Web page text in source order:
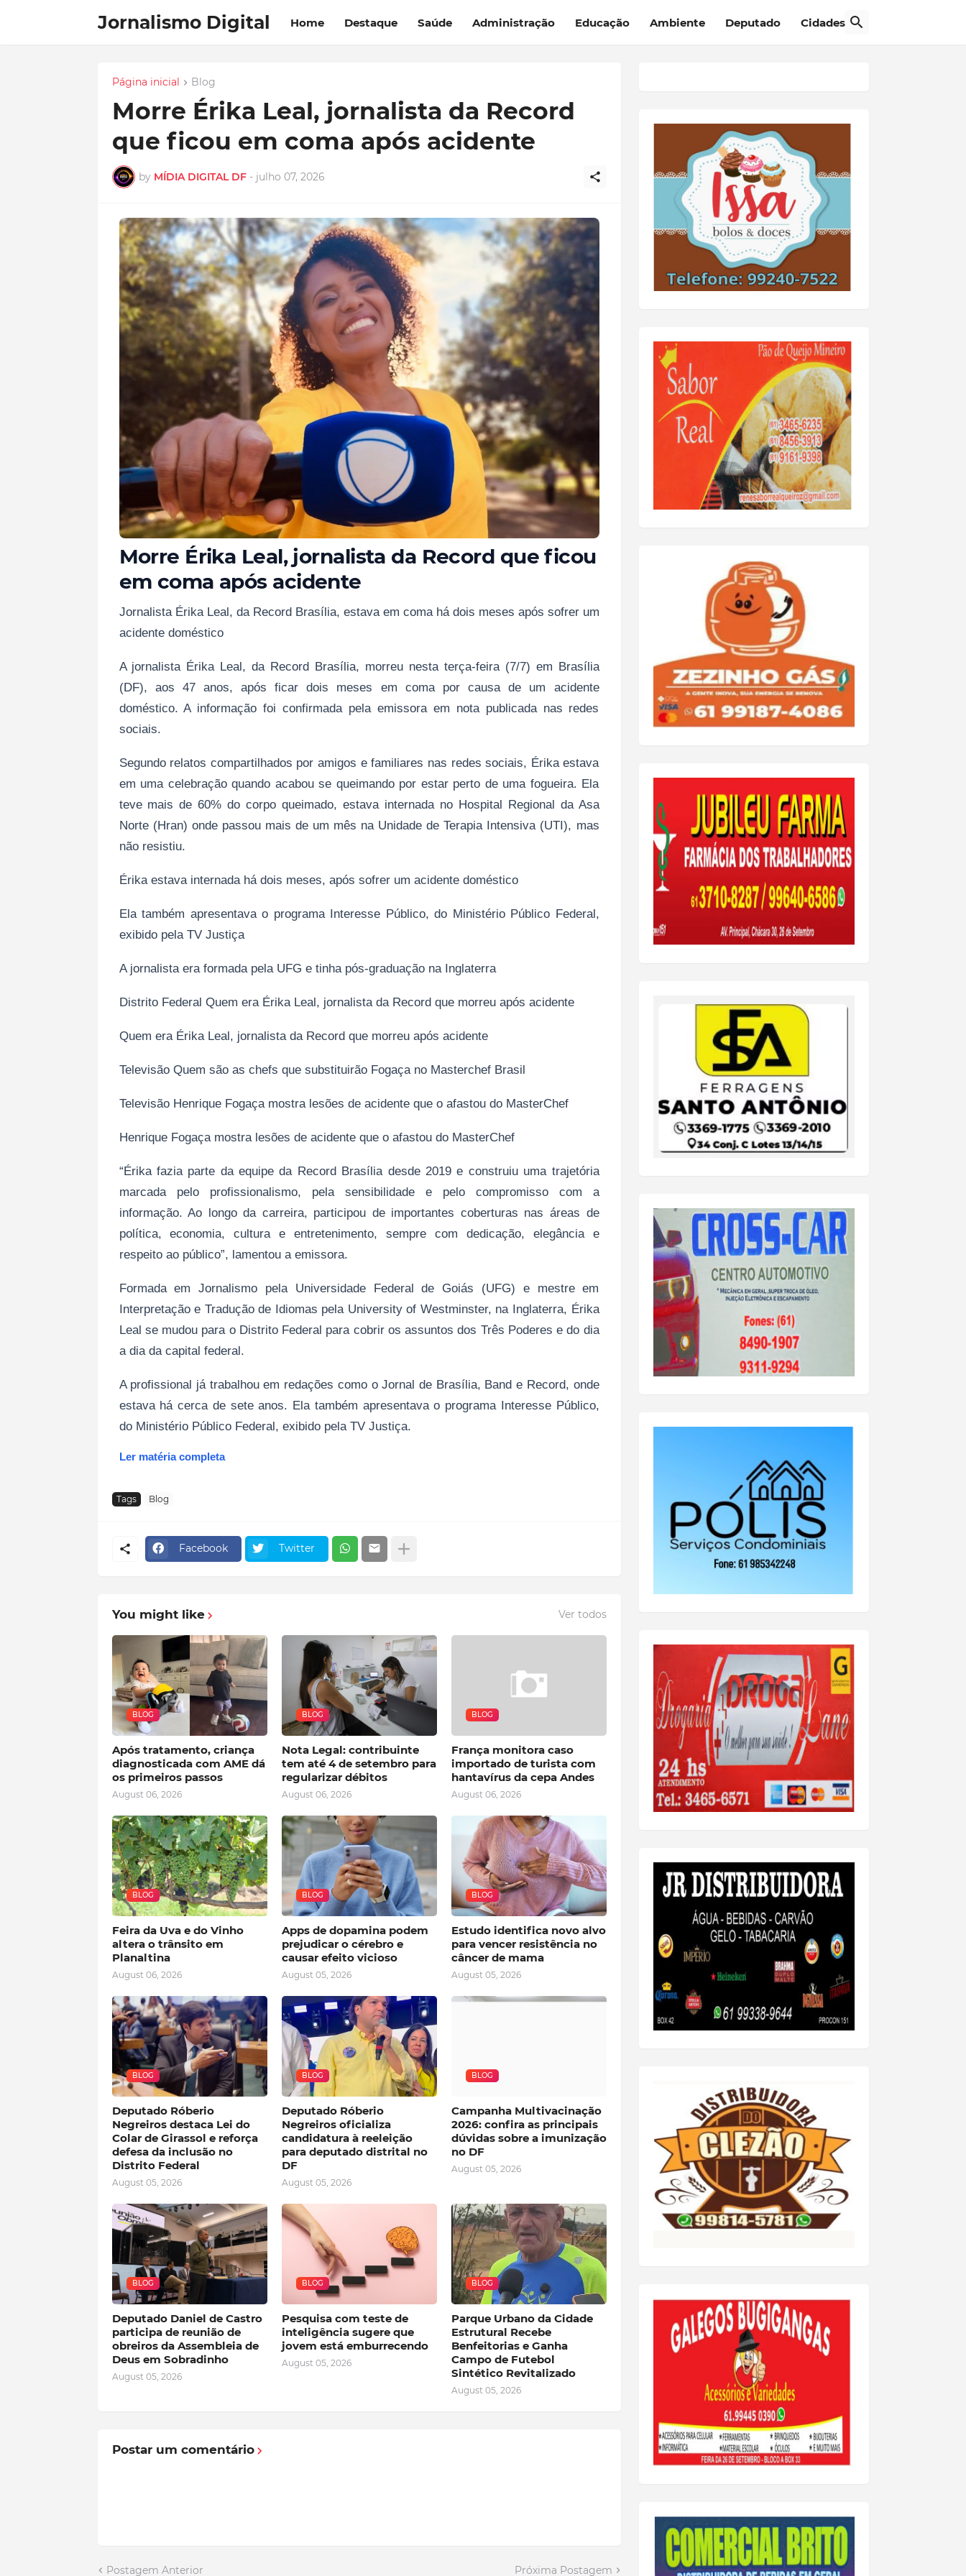
Jornalismo Digital Home Destaque Saúde Administração Educação Ambiente Deputado Cidades
Página inicial Blog
Morre Érika Leal, jornalista da Record
que ficou em coma após acidente
by MÍDIA DIGITAL DF - julho 07, 2026
Morre Érika Leal, jornalista da Record que ficou
em coma após acidente
Jornalista Érika Leal, da Record Brasília, estava em coma há dois meses após sofrer um
acidente doméstico
A jornalista Érika Leal, da Record Brasília, morreu nesta terça-feira (7/7) em Brasília
(DF), aos 47 anos, após ficar dois meses em coma por causa de um acidente
doméstico. A informação foi confirmada pela emissora em nota publicada nas redes
sociais.
Segundo relatos compartilhados por amigos e familiares nas redes sociais, Érika estava
em uma celebração quando acabou se queimando por estar perto de uma fogueira. Ela
teve mais de 60% do corpo queimado, estava internada no Hospital Regional da Asa
Norte (Hran) onde passou mais de um mês na Unidade de Terapia Intensiva (UTI), mas
não resistiu.
Érika estava internada há dois meses, após sofrer um acidente doméstico
Ela também apresentava o programa Interesse Público, do Ministério Público Federal,
exibido pela TV Justiça
A jornalista era formada pela UFG e tinha pós-graduação na Inglaterra
Distrito Federal Quem era Érika Leal, jornalista da Record que morreu após acidente
Quem era Érika Leal, jornalista da Record que morreu após acidente
Televisão Quem são as chefs que substituirão Fogaça no Masterchef Brasil
Televisão Henrique Fogaça mostra lesões de acidente que o afastou do MasterChef
Henrique Fogaça mostra lesões de acidente que o afastou do MasterChef
“Érika fazia parte da equipe da Record Brasília desde 2019 e construiu uma trajetória
marcada pelo profissionalismo, pela sensibilidade e pelo compromisso com a
informação. Ao longo da carreira, participou de importantes coberturas nas áreas de
política, economia, cultura e entretenimento, sempre com dedicação, elegância e
respeito ao público”, lamentou a emissora.
Formada em Jornalismo pela Universidade Federal de Goiás (UFG) e mestre em
Interpretação e Tradução de Idiomas pela University of Westminster, na Inglaterra, Érika
Leal se mudou para o Distrito Federal para cobrir os assuntos dos Três Poderes e do dia
a dia da capital federal.
A profissional já trabalhou em redações como o Jornal de Brasília, Band e Record, onde
estava há cerca de sete anos. Ela também apresentava o programa Interesse Público,
do Ministério Público Federal, exibido pela TV Justiça.
Ler matéria completa
Tags Blog
Facebook Twitter
You might like Ver todos
BLOG
Após tratamento, criança
diagnosticada com AME dá
os primeiros passos
August 06, 2026
BLOG
Nota Legal: contribuinte
tem até 4 de setembro para
regularizar débitos
August 06, 2026
BLOG
França monitora caso
importado de turista com
hantavírus da cepa Andes
August 06, 2026
BLOG
Feira da Uva e do Vinho
altera o trânsito em
Planaltina
August 06, 2026
BLOG
Apps de dopamina podem
prejudicar o cérebro e
causar efeito vicioso
August 05, 2026
BLOG
Estudo identifica novo alvo
para vencer resistência no
câncer de mama
August 05, 2026
BLOG
Deputado Róberio
Negreiros destaca Lei do
Colar de Girassol e reforça
defesa da inclusão no
Distrito Federal
August 05, 2026
BLOG
Deputado Róberio
Negreiros oficializa
candidatura à reeleição
para deputado distrital no
DF
August 05, 2026
BLOG
Campanha Multivacinação
2026: confira as principais
dúvidas sobre a imunização
no DF
August 05, 2026
BLOG
Deputado Daniel de Castro
participa de reunião de
obreiros da Assembleia de
Deus em Sobradinho
August 05, 2026
BLOG
Pesquisa com teste de
inteligência sugere que
jovem está emburrecendo
August 05, 2026
BLOG
Parque Urbano da Cidade
Estrutural Recebe
Benfeitorias e Ganha
Campo de Futebol
Sintético Revitalizado
August 05, 2026
Postar um comentário
Postagem Anterior Próxima Postagem